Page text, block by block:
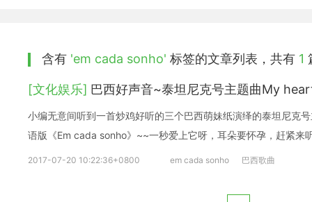
含有 'em cada sonho' 标签的文章列表，共有 1
[文化娱乐] 巴西好声音~泰坦尼克号主题曲My
小编无意间听到一首炒鸡好听的三个巴西萌妹纸演绎的泰坦尼克
语版《Em cada sonho》~~一秒爱上它呀，耳朵要怀孕，赶紧来
2017-07-20 10:22:36+0800 em cada sonho 巴西歌曲